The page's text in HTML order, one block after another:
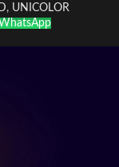
, UNICOLOR